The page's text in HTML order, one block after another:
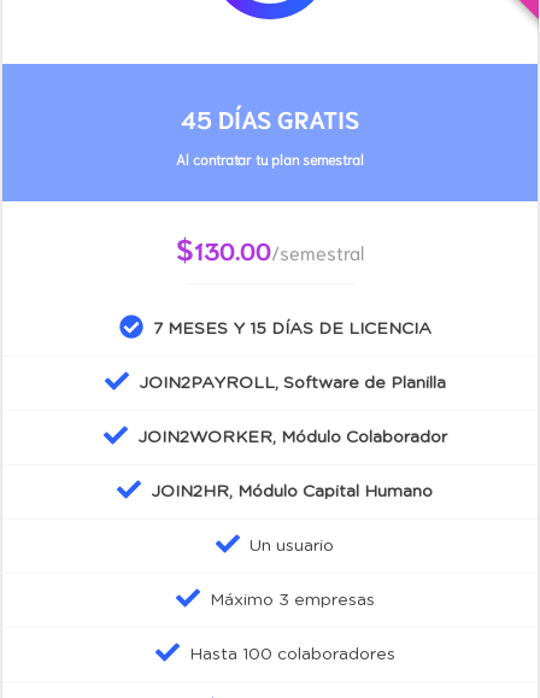
45 DÍAS GRATIS
Al contratar tu plan semestral
$130.00/semestral
7 MESES Y 15 DÍAS DE LICENCIA
JOIN2PAYROLL, Software de Planilla
JOIN2WORKER, Módulo Colaborador
JOIN2HR, Módulo Capital Humano
Un usuario
Máximo 3 empresas
Hasta 100 colaboradores